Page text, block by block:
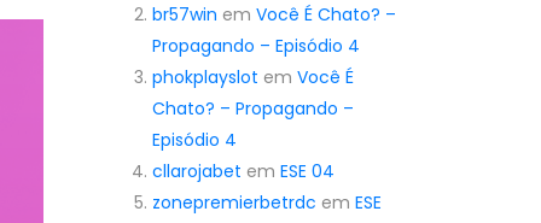
br57win em Você É Chato? –
Propagando – Episódio 4
phokplayslot em Você É
Chato? – Propagando –
Episódio 4
cllarojabet em ESE 04
zonepremierbetrdc em ESE